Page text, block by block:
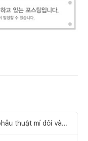
thuật mí đôi và